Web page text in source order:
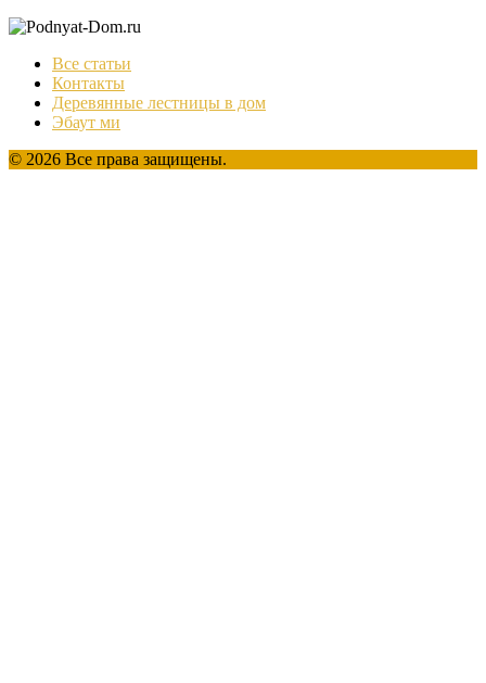
Все статьи
Контакты
Деревянные лестницы в дом
Эбаут ми
© 2026 Все права защищены.